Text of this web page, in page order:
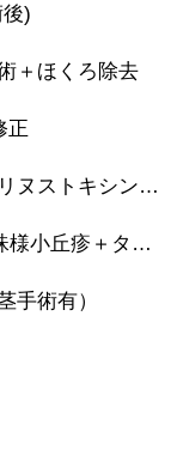
)
＋ほくろ除去
正
症例219 40代 包茎手術＋陰茎ボツリヌストキシン注射 その後亀頭ヒアルロン酸注射
症例217 40代 症例218 30代 真珠様小丘疹＋タイソン腺除去
術有）